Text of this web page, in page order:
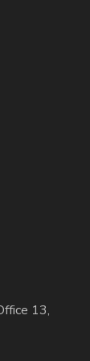
13,